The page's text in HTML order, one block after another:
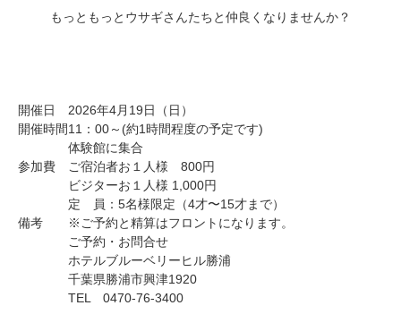
もっともっとウサギさんたちと仲良くなりませんか？
開催日
2026年4月19日（日）
開催時間11：00～(約1時間程度の予定です)
体験館に集合
参加費
ご宿泊者お１人様 800円
ビジターお１人様 1,000円
定 員：5名様限定（4才〜15才まで）
備考
※ご予約と精算はフロントになります。
ご予約・お問合せ
ホテルブルーベリーヒル勝浦
千葉県勝浦市興津1920
TEL 0470-76-3400